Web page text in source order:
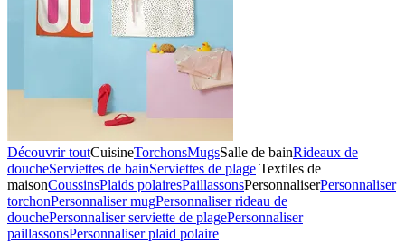
Découvrir toutCuisineTorchonsMugsSalle de bainRideaux de
doucheServiettes de bainServiettes de plage Textiles de
maisonCoussinsPlaids polairesPaillassonsPersonnaliserPersonnaliser
torchonPersonnaliser mugPersonnaliser rideau de
douchePersonnaliser serviette de plagePersonnaliser
paillassonsPersonnaliser plaid polaire